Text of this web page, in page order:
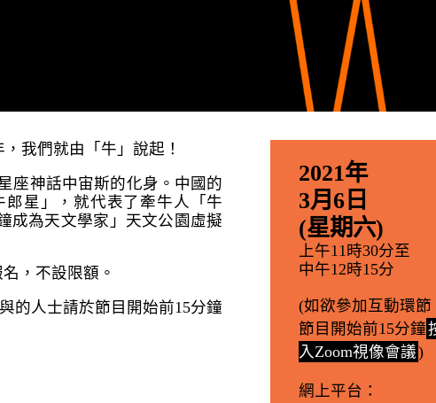
我們就由「牛」說起！
座神話中宙斯的化身。中國的
星」，就代表了牽牛人「牛
成為天文學家」天文公園虛擬
，不設限額。
的人士請於節目開始前15分鐘
2021年
3月6日
(星期六)
上午11時30分至
中午12時15分
(如欲參加互動環節
節目開始前15分鐘
入Zoom視像會議)
網上平台 ：